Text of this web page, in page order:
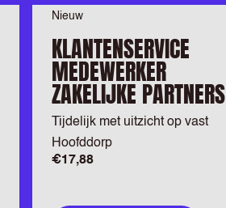
Nieuw
KLANTENSERVICE
MEDEWERKER
ZAKELIJKE PARTNERS
Tijdelijk met uitzicht op vast
Hoofddorp
€17,88